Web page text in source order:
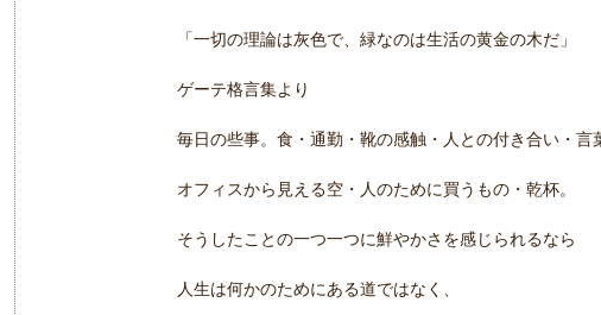
「一切の理論は灰色で、緑なのは生活の黄金の木だ」
ゲーテ格言集より
毎日の些事。食・通勤・靴の感触・人との付き合い・言
オフィスから見える空・人のために買うもの・乾杯。
そうしたことの一つ一つに鮮やかさを感じられるなら
人生は何かのためにある道ではなく、